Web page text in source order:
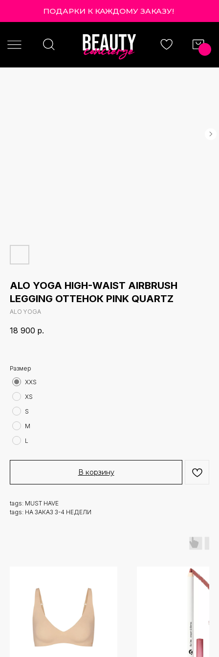
ПОДАРКИ К КАЖДОМУ ЗАКАЗУ!|
ALO YOGA HIGH-WAIST AIRBRUSH
LEGGING ОТТЕНОК PINK QUARTZ
ALO YOGA
18 900 р.
Размер
XXS
XS
S
M
L
В корзину
tags: MUST HAVE
tags: НА ЗАКАЗ 3-4 НЕДЕЛИ